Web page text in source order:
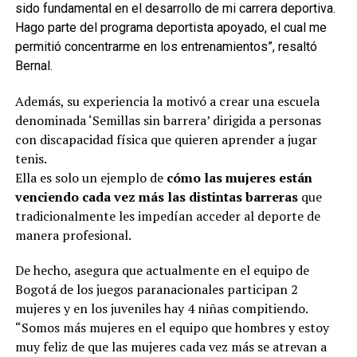
sido fundamental en el desarrollo de mi carrera deportiva.
Hago parte del programa deportista apoyado, el cual me
permitió concentrarme en los entrenamientos”, resaltó
Bernal.
Además, su experiencia la motivó a crear una escuela
denominada ‘Semillas sin barrera’ dirigida a personas
con discapacidad física que quieren aprender a jugar
tenis.
Ella es solo un ejemplo de cómo las mujeres están
venciendo cada vez más las distintas barreras que
tradicionalmente les impedían acceder al deporte de
manera profesional.
De hecho, asegura que actualmente en el equipo de
Bogotá de los juegos paranacionales participan 2
mujeres y en los juveniles hay 4 niñas compitiendo.
“Somos más mujeres en el equipo que hombres y estoy
muy feliz de que las mujeres cada vez más se atrevan a